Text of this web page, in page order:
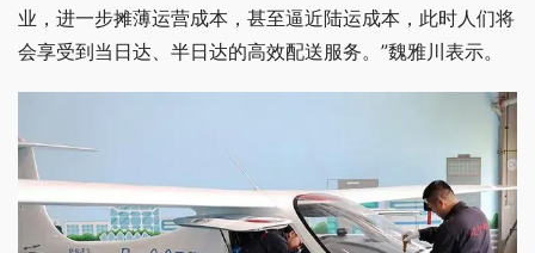
业，进一步摊薄运营成本，甚至逼近陆运成本，此时人们将
会享受到当日达、半日达的高效配送服务。”魏雅川表示。